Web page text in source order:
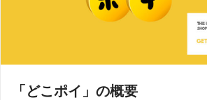
「どこポイ」の概要